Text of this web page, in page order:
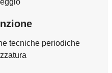
tecniche periodiche